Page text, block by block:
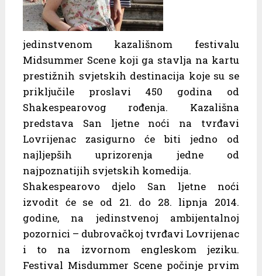
jedinstvenom kazališnom festivalu
Midsummer Scene koji ga stavlja na kartu
prestižnih svjetskih destinacija koje su se
priključile proslavi 450 godina od
Shakespearovog rođenja. Kazališna
predstava San ljetne noći na tvrđavi
Lovrijenac zasigurno će biti jedno od
najljepših uprizorenja jedne od
najpoznatijih svjetskih komedija.
Shakespearovo djelo San ljetne noći
izvodit će se od 21. do 28. lipnja 2014.
godine, na jedinstvenoj ambijentalnoj
pozornici – dubrovačkoj tvrđavi Lovrijenac
i to na izvornom engleskom jeziku.
Festival Misdummer Scene počinje prvim